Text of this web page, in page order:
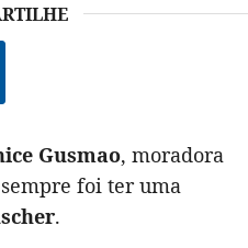
Gusmao, moradora
foi ter uma
.